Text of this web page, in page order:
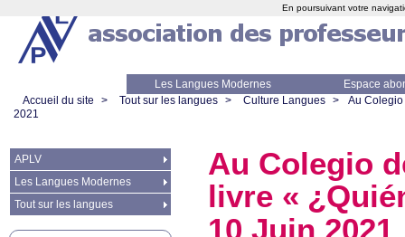
Les Langues Modernes
Espace
Accueil du site
> Tout sur les langues > Culture Langues >
Au
2021
Au Colegio
livre «
10 Juin 2021
APLV
Les Langues Modernes
Tout sur les langues
En poursuivant votre